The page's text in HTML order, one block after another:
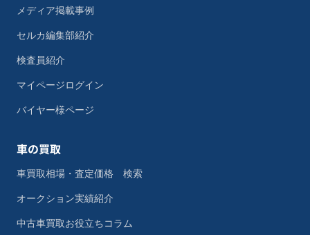
メディア掲載事例
セルカ編集部紹介
検査員紹介
マイページログイン
バイヤー様ページ
車の買取
車買取相場・査定価格 検索
オークション実績紹介
中古車買取お役立ちコラム